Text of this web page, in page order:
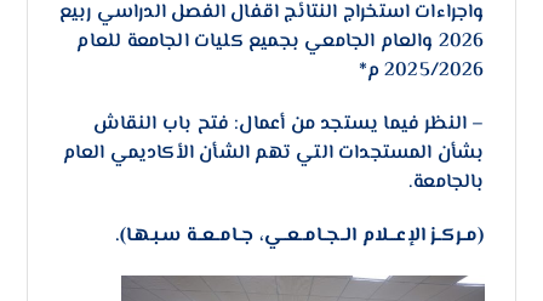
واجراءات استخراج النتائج اقفال الفصل الدراسي ربيع
2026 والعام الجامعي بجميع كليات الجامعة للعام
2025/2026 م*
– ​النظر فيما يستجد من أعمال: فتح باب النقاش
بشأن المستجدات التي تهم الشأن الأكاديمي العام
بالجامعة.
(مــركــز الإعـــلام الــجــامــعــي، جــامــعــة سـبـهـا).